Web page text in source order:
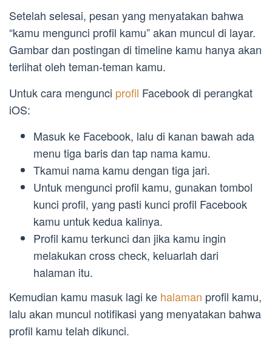
Setelah selesai, pesan yang menyatakan bahwa
“kamu mengunci profil kamu” akan muncul di layar.
Gambar dan postingan di timeline kamu hanya akan
terlihat oleh teman-teman kamu.
Untuk cara mengunci profil Facebook di perangkat
iOS:
Masuk ke Facebook, lalu di kanan bawah ada
menu tiga baris dan tap nama kamu.
Tkamui nama kamu dengan tiga jari.
Untuk mengunci profil kamu, gunakan tombol
kunci profil, yang pasti kunci profil Facebook
kamu untuk kedua kalinya.
Profil kamu terkunci dan jika kamu ingin
melakukan cross check, keluarlah dari
halaman itu.
Kemudian kamu masuk lagi ke halaman profil kamu,
lalu akan muncul notifikasi yang menyatakan bahwa
profil kamu telah dikunci.